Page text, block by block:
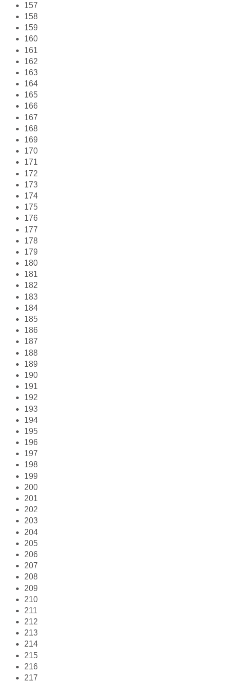
157
158
159
160
161
162
163
164
165
166
167
168
169
170
171
172
173
174
175
176
177
178
179
180
181
182
183
184
185
186
187
188
189
190
191
192
193
194
195
196
197
198
199
200
201
202
203
204
205
206
207
208
209
210
211
212
213
214
215
216
217